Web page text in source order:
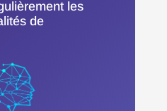
les
de